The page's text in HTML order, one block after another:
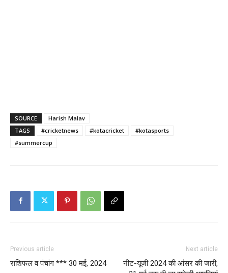
SOURCE
Harish Malav
TAGS
#cricketnews #kotacricket
#kotasports
#summercup
Previous article
राशिफल व पंचांग *** 30 मई, 2024
Next article
नीट-यूजी 2024 की आंसर की जारी,